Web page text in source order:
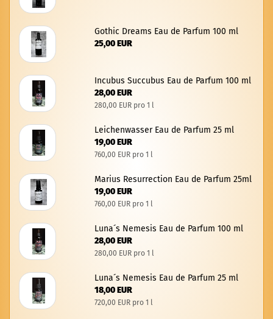
Go­thic Dreams Eau de Par­fum 100 ml
25,00 EUR
In­cu­bus Suc­cu­bus Eau de Par­fum 100 ml
28,00 EUR
280,00 EUR pro 1 l
Lei­chen­was­ser Eau de Par­fum 25 ml
19,00 EUR
760,00 EUR pro 1 l
Ma­ri­us Re­sur­rec­tion Eau de Par­fum 25ml
19,00 EUR
760,00 EUR pro 1 l
Luna´s Ne­me­sis Eau de Par­fum 100 ml
28,00 EUR
280,00 EUR pro 1 l
Luna´s Ne­me­sis Eau de Par­fum 25 ml
18,00 EUR
720,00 EUR pro 1 l